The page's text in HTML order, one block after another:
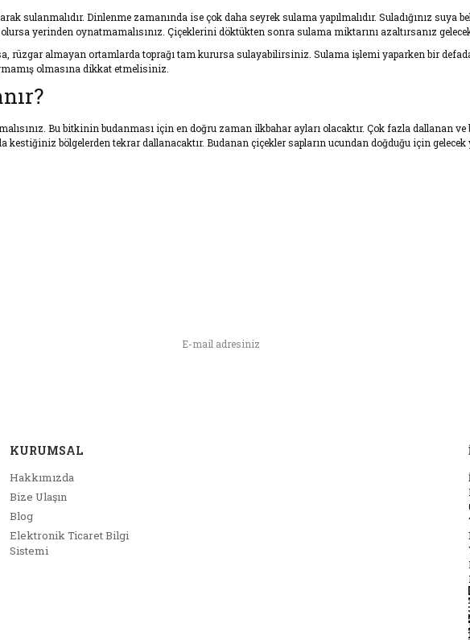
sulanmalıdır. Dinlenme zamanında ise çok daha seyrek sulama yapılmalıdır. Suladığınız suya
yerinden oynatmamalısınız. Çiçeklerini döktükten sonra sulama miktarını azaltırsanız
rüzgar almayan ortamlarda toprağı tam kurursa sulayabilirsiniz. Sulama işlemi yaparken bir
olmasına dikkat etmelisiniz.
Bu bitkinin budanması için en doğru zaman ilkbahar ayları olacaktır. Çok fazla dallanan ve
kestiğiniz bölgelerden tekrar dallanacaktır. Budanan çiçekler sapların ucundan doğduğu için gelecek
KURUMSAL
Hakkımızda
Bize Ulaşın
Blog
Elektronik Ticaret Bilgi
Sistemi